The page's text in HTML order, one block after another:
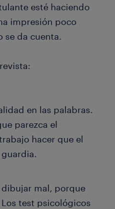
esté haciendo
impresión poco
se da cuenta.
en las palabras.
parezca el
hacer que el
dibujar mal, porque
test psicológicos